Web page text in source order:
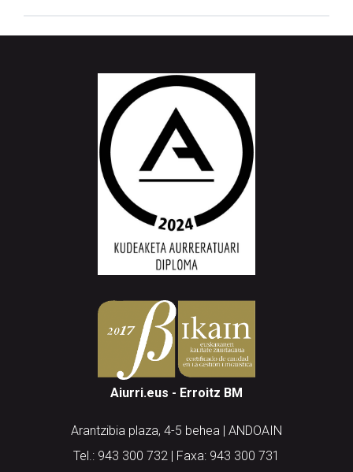
Aiurri.eus - Erroitz BM
Arantzibia plaza, 4-5 behea | ANDOAIN
Tel.: 943 300 732 | Faxa: 943 300 731